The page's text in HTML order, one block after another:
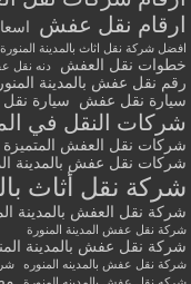
ارقام نقل عفش
افضل شركة نقل اثاث بالمدينة المنورة
خطوات نقل العفش
دنه نقل
رقم نقل عفش بالمدينة
سيارة نقل عفش سيارة
شركات النقل في
شركات نقل العفش المتميزة
شركات نقل عفش بالمدينة
شركة نقل أثاث
شركة نقل العفش بالمدينة
شركة نقل عفش المدينة المنورة
شركة نقل عفش بالمدينة
شركة نقل عفش بالمدينه المنوره